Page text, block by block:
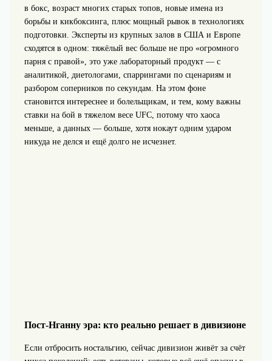
в бокс, возраст многих старых топов, новые имена из
борьбы и кикбоксинга, плюс мощный рывок в технологиях
подготовки. Эксперты из крупных залов в США и Европе
сходятся в одном: тяжёлый вес больше не про «огромного
парня с правой», это уже лабораторный продукт — с
аналитикой, диетологами, спаррингами по сценариям и
разбором соперников по секундам. На этом фоне
становится интереснее и болельщикам, и тем, кому важны
ставки на бой в тяжелом весе UFC, потому что хаоса
меньше, а данных — больше, хотя нокаут одним ударом
никуда не делся и ещё долго не исчезнет.
Пост-Нганну эра: кто реально решает в дивизионе
Если отбросить ностальгию, сейчас дивизион живёт за счёт